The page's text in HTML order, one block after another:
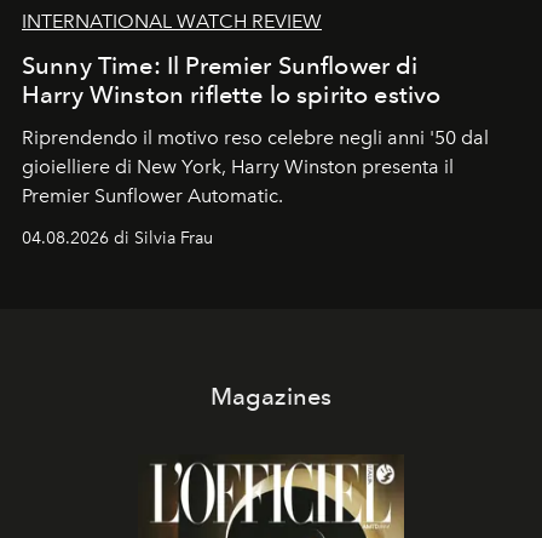
INTERNATIONAL WATCH REVIEW
Sunny Time: Il Premier Sunflower di
Harry Winston riflette lo spirito estivo
Riprendendo il motivo reso celebre negli anni '50 dal
gioielliere di New York, Harry Winston presenta il
Premier Sunflower Automatic.
04.08.2026 di Silvia Frau
Magazines